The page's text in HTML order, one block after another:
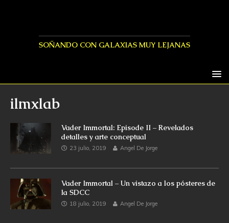
SOÑANDO CON GALAXIAS MUY LEJANAS
ilmxlab
Vader Immortal: Episode II – Revelados
detalles y arte conceptual
23 julio, 2019 Angel De Jorge
Vader Immortal – Un vistazo a los pósteres de
la SDCC
18 julio, 2019 Angel De Jorge